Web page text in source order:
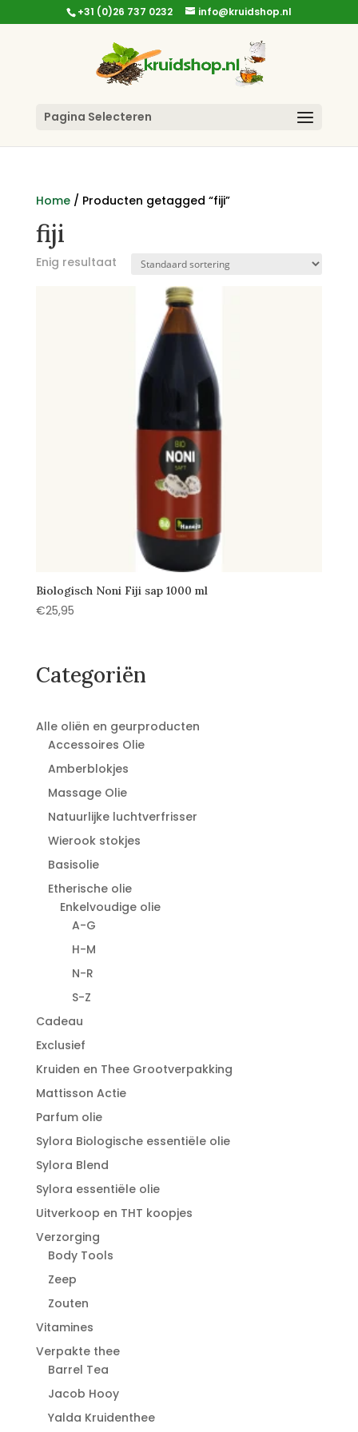
+31 (0)26 737 0232 info@kruidshop.nl
Pagina Selecteren
Home/ Producten getagged “fiji”
fiji
Enig resultaat
Biologisch Noni Fiji sap 1000 ml
€25,95
Categoriën
Alle oliën en geurproducten
Accessoires Olie
Amberblokjes
Massage Olie
Natuurlijke luchtverfrisser
Wierook stokjes
Basisolie
Etherische olie
Enkelvoudige olie
A-G
H-M
N-R
S-Z
Cadeau
Exclusief
Kruiden en Thee Grootverpakking
Mattisson Actie
Parfum olie
Sylora Biologische essentiële olie
Sylora Blend
Sylora essentiële olie
Uitverkoop en THT koopjes
Verzorging
Body Tools
Zeep
Zouten
Vitamines
Verpakte thee
Barrel Tea
Jacob Hooy
Yalda Kruidenthee